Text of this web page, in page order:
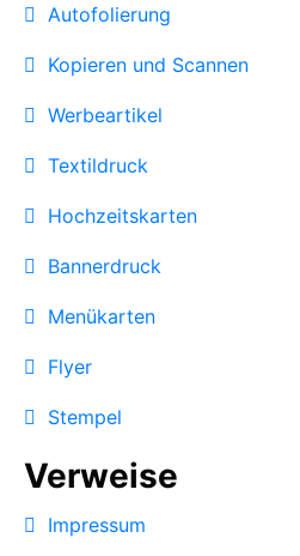
Autofolierung
Kopieren und Scannen
Werbeartikel
Textildruck
Hochzeitskarten
Bannerdruck
Menükarten
Flyer
Stempel
Verweise
Impressum